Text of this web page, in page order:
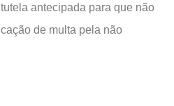
antecipada para que não
de multa pela não